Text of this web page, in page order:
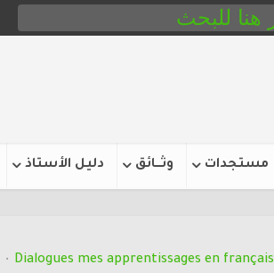
مستجدات وثـــائق دليل الأستاذ
Dialogues mes apprentissages en français
•